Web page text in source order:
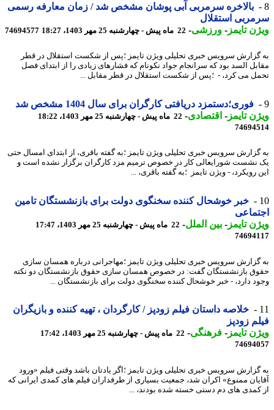
بالاخره سرمربی آبی پوشان مشخص شد / زمان معارفه رسمی
استقلال
تایمز-ورزشی-22 ماه پیش - چهارشنبه 25 مهر 1403، 18:27 74694577
سرویس خبری تحلیلی ویژن تایمز ؛پس از شکست استقلال در قطر
السد بود که سرانجام جواد نکونام که فشارهای زیادی را از ابتدای فصل
می کرد، - ؛پس از شکست استقلال در قطر مقابل ...
فوری؛دستمزد دریافتی کارگران برای سال 1404 مشخص شد
تایمز-اقتصادی-22 ماه پیش - چهارشنبه 25 مهر 1403، 18:22
سرویس خبری تحلیلی ویژن تایمز ؛به گفته باقری، از ابتدای امسال حتی
شورایعالی کار در خصوص ترمیم مزد کارگران برگزار نشده است و
رویکرد، - ویژن تایمز ؛به گفته باقری، ...
خبر خوشحال کننده سخنگوی دولت برای بازنشستگان تامین
تایمز-بین الملل-22 ماه پیش - چهارشنبه 25 مهر 1403، 17:47
سرویس خبری تحلیلی ویژن تایمز ؛مهاجرانی درباره همسان سازی
بازنشستگان گفت: در خصوص همسان سازی حقوق بازنشستگان دو نکته
دارد، - خبر خوشحال کننده سخنگوی دولت برای بازنشستگان ...
خلاصه داستان فیلم زودپز / کارگردان ، تهیه کننده و بازیگران
زودپز
تایمز-فرهنگی-22 ماه پیش - چهارشنبه 25 مهر 1403، 17:42
سرویس خبری تحلیلی ویژن تایمز ؛اگر یادتان باشد وقتی فیلم «ورود
ممنوع» اکران شد، جمعیت بسیاری از طرفداران فیلم های کمدی ایرانی که
های دم دستی خسته شده بودند، ...